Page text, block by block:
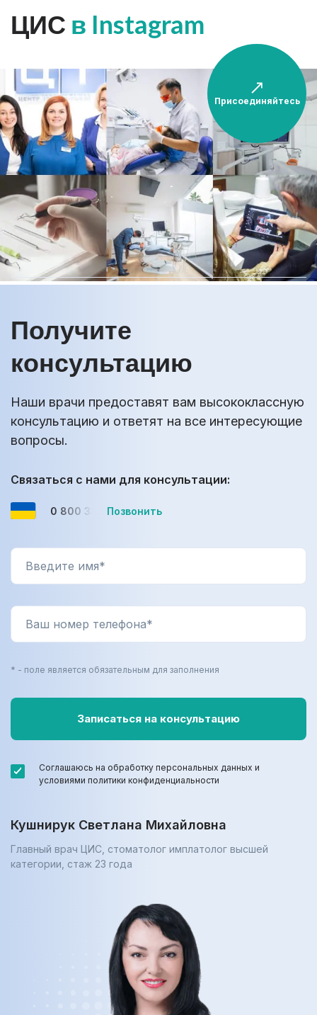
ЦИС в Instagram
Присоединяйтесь
Получите
консультацию
Наши врачи предоставят вам высококлассную
консультацию и ответят на все интересующие
вопросы.
Связаться с нами для консультации:
0 800 33-08-12Позвонить
* - поле является обязательным для заполнения
Соглашаюсь на обработку персональных данных и
условиями политики конфиденциальности
Кушнирук Светлана Михайловна
Главный врач ЦИС, стоматолог имплатолог высшей
категории, cтаж 23 года